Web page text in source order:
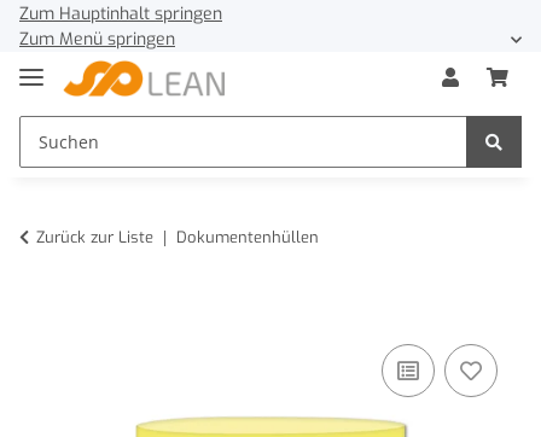
Zum Hauptinhalt springen
Zum Menü springen
Zurück zur Liste Dokumentenhüllen